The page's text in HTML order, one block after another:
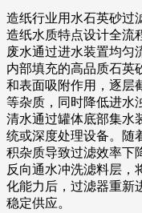
造纸行业用水石英砂过
造纸水质特点设计全流
废水通过进水装置均匀
内部填充的高品质石英
和表面吸附作用，逐层
等杂质，同时降低进水
清水通过罐体底部集水
统或深度处理设备。随
积杂质导致过滤效率下
反向通水冲洗滤料层，
化能力后，过滤器重新
稳定供应。